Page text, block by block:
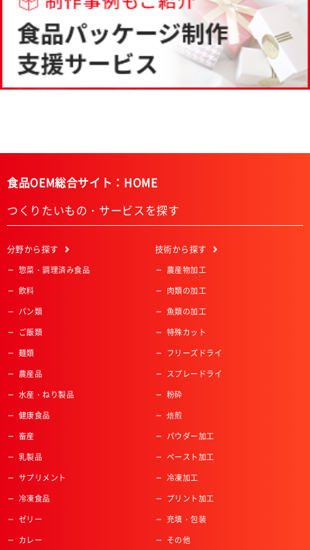
食品OEM総合サイト：HOME
つくりたいもの・サービスを探す
分野から探す
惣菜・調理済み食品
飲料
パン類
ご飯類
麺類
農産品
水産・ねり製品
健康食品
畜産
乳製品
サプリメント
冷凍食品
ゼリー
カレー
技術から探す
農産物加工
肉類の加工
魚類の加工
特殊カット
フリーズドライ
スプレードライ
粉砕
焙煎
パウダー加工
ペースト加工
冷凍加工
プリント加工
充填・包装
その他